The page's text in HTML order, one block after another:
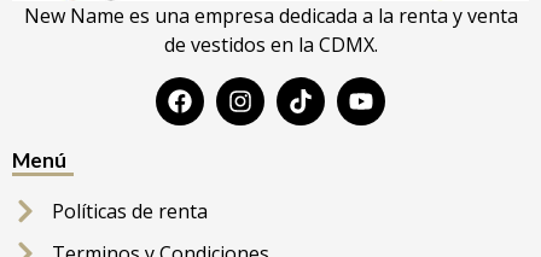
New Name es una empresa dedicada a la renta y venta
de vestidos en la CDMX.
Menú
Políticas de renta